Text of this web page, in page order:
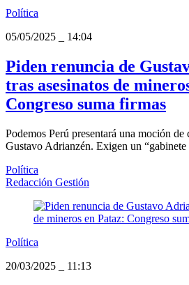
Política
05/05/2025
14:04
Piden renuncia de
tras asesinatos de
Congreso suma firmas
Podemos Perú presentará una moción
Gustavo Adrianzén. Exigen un “gabinete
Política
Redacción Gestión
Política
20/03/2025
11:13